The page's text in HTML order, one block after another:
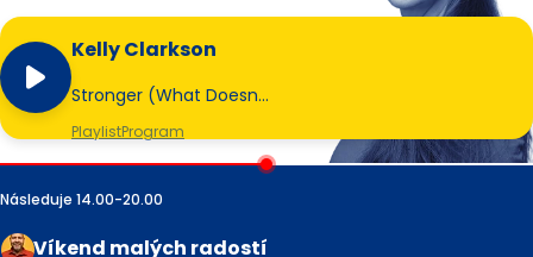
Kelly Clarkson
Stronger (What Doesn…
PlaylistProgram
Následuje 14.00-20.00
Víkend malých radostí